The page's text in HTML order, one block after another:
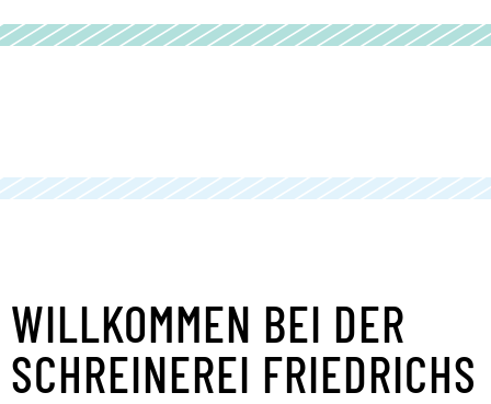
WILLKOMMEN BEI DER
SCHREINEREI FRIEDRICHS